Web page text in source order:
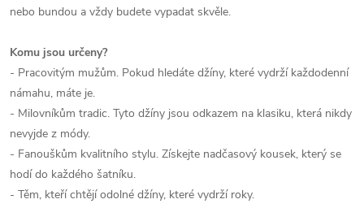
nebo bundou a vždy budete vypadat skvěle.
Komu jsou určeny?
- Pracovitým mužům. Pokud hledáte džíny, které vydrží každodenní
námahu, máte je.
- Milovníkům tradic. Tyto džíny jsou odkazem na klasiku, která nikdy
nevyjde z módy.
- Fanouškům kvalitního stylu. Získejte nadčasový kousek, který se
hodí do každého šatníku.
- Těm, kteří chtějí odolné džíny, které vydrží roky.